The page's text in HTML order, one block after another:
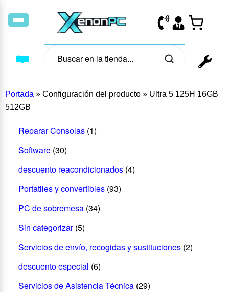
Portada » Configuración del producto » Ultra 5 125H 16GB
512GB
Reparar Consolas (1)
Software (30)
descuento reacondicionados (4)
Portatiles y convertibles (93)
PC de sobremesa (34)
Sin categorizar (5)
Servicios de envío, recogidas y sustituciones (2)
descuento especial (6)
Servicios de Asistencia Técnica (29)